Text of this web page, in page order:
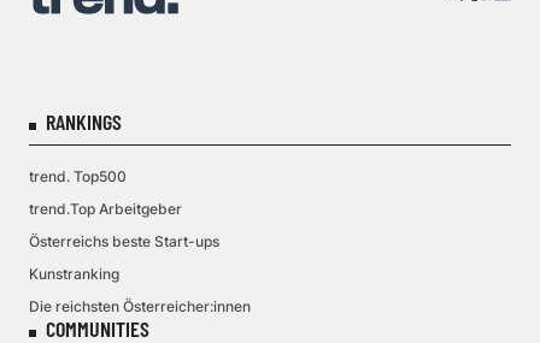
RANKINGS
trend. Top500
trend.Top Arbeitgeber
Österreichs beste Start-ups
Kunstranking
Die reichsten Österreicher:innen
COMMUNITIES